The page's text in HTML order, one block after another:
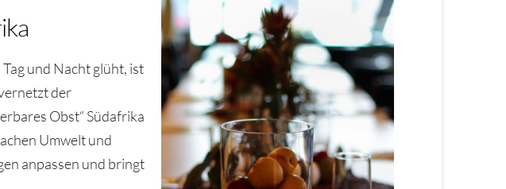
und Nacht glüht, ist
der
Obst“ Südafrika
Umwelt und
anpassen und bringt